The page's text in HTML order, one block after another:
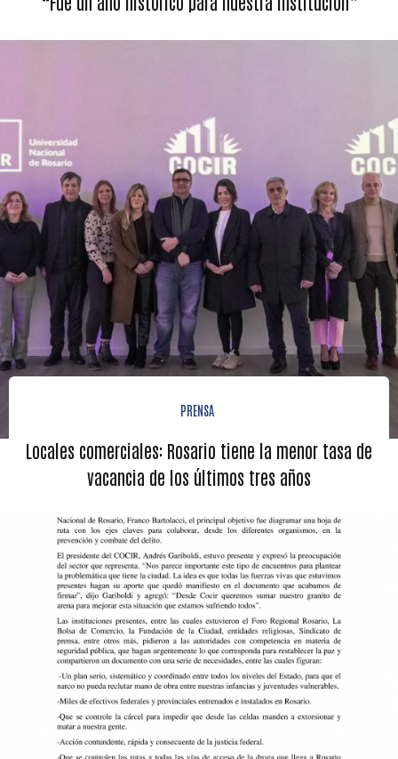
PRENSA
Locales comerciales: Rosario tiene la menor tasa de
vacancia de los últimos tres años